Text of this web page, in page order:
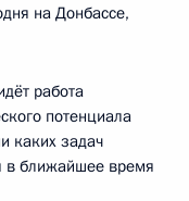
на Донбассе,
работа
потенциала
каких задач
в ближайшее время